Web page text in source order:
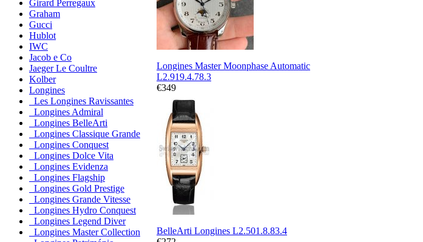
Girard Perregaux
Graham
Gucci
Hublot
IWC
Jacob e Co
Jaeger Le Coultre
Kolber
Longines
Les Longines Ravissantes
Longines Admiral
Longines BelleArti
Longines Classique Grande
Longines Conquest
Longines Dolce Vita
Longines Evidenza
Longines Flagship
Longines Gold Prestige
Longines Grande Vitesse
Longines Hydro Conquest
Longines Legend Diver
Longines Master Collection
Longines Master Moonphase Automatic
L2.919.4.78.3
€349
BelleArti Longines L2.501.8.83.4